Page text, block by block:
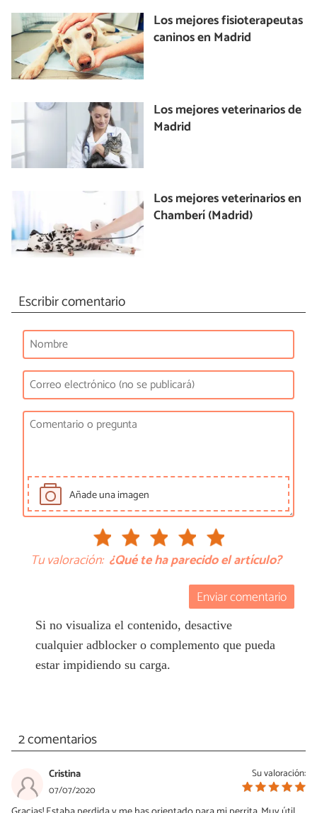
Los mejores fisioterapeutas
caninos en Madrid
Los mejores veterinarios de
Madrid
Los mejores veterinarios en
Chamberí (Madrid)
Escribir comentario
Añade una imagen
Tu valoración: ¿Qué te ha parecido el artículo?
Enviar comentario
Si no visualiza el contenido, desactive
cualquier adblocker o complemento que pueda
estar impidiendo su carga.
2 comentarios
Su valoración:
Cristina
07/07/2020